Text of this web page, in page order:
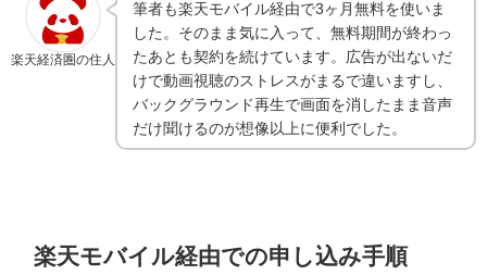
楽天経済圏の住人
筆者も楽天モバイル経由で3ヶ月無料を使いま
した。そのまま気に入って、無料期間が終わっ
たあとも契約を続けています。広告が出ないだ
けで動画視聴のストレスがまるで違いますし、
バックグラウンド再生で画面を消したまま音声
だけ聞けるのが想像以上に便利でした。
楽天モバイル経由での申し込み手順